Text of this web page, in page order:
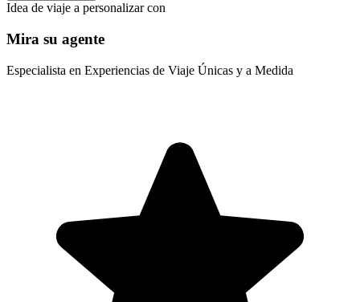
Idea de viaje a personalizar con
Mira su agente
Especialista en Experiencias de Viaje Únicas y a Medida